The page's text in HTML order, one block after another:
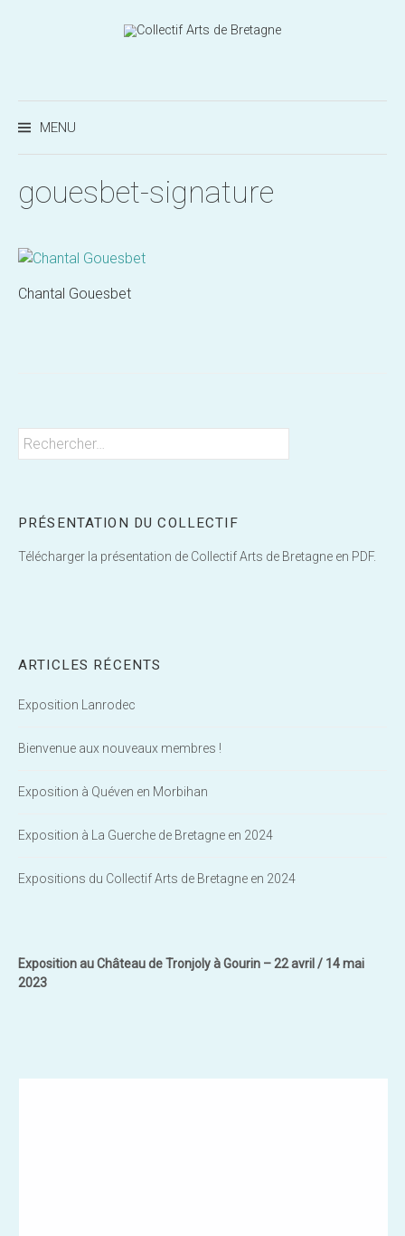
MENU
gouesbet-signature
Chantal Gouesbet
Rechercher :
PRÉSENTATION DU COLLECTIF
Télécharger la présentation de Collectif Arts de Bretagne en PDF.
ARTICLES RÉCENTS
Exposition Lanrodec
Bienvenue aux nouveaux membres !
Exposition à Quéven en Morbihan
Exposition à La Guerche de Bretagne en 2024
Expositions du Collectif Arts de Bretagne en 2024
Exposition au Château de Tronjoly à Gourin – 22 avril / 14 mai
2023